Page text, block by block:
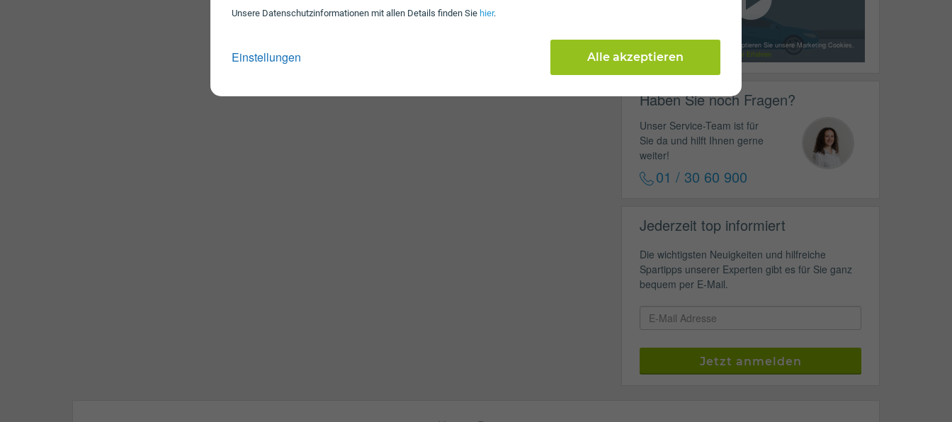
Unsere Daten­schutz­informationen mit allen Details finden Sie hier.
Einstellungen Alle akzeptieren
Mit dem Laden des Videos akzeptieren Sie unsere Marketing Cookies.
Mehr Erfahren
Haben Sie noch Fragen?
Unser Service-Team ist für
Sie da und hilft Ihnen gerne
weiter!
01 / 30 60 900
Jederzeit top informiert
Die wichtigsten Neuigkeiten und hilfreiche
Spartipps unserer Experten gibt es für Sie ganz
bequem per E-Mail.
Jetzt anmelden